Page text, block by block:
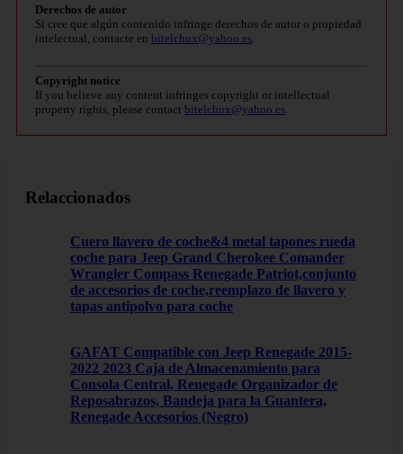
Derechos de autor
Si cree que algún contenido infringe derechos de autor o propiedad
intelectual, contacte en bitelchux@yahoo.es
Copyright notice
If you believe any content infringes copyright or intellectual
property rights, please contact bitelchux@yahoo.es
Relaccionados
Cuero llavero de coche&4 metal tapones rueda
coche para Jeep Grand Cherokee Comander
Wrangler Compass Renegade Patriot,conjunto
de accesorios de coche,reemplazo de llavero y
tapas antipolvo para coche
GAFAT Compatible con Jeep Renegade 2015-
2022 2023 Caja de Almacenamiento para
Consola Central, Renegade Organizador de
Reposabrazos, Bandeja para la Guantera,
Renegade Accesorios (Negro)